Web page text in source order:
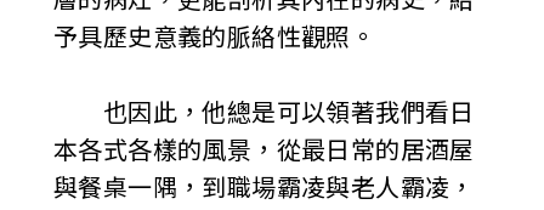
予具歷史意義的脈絡性觀照。
也因此，他總是可以領著我們看日
本各式各樣的風景，從最日常的居酒屋
與餐桌一隅，到職場霸凌與老人霸凌，